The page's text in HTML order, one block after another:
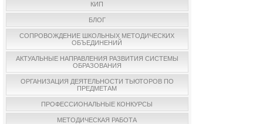
КИП
БЛОГ
СОПРОВОЖДЕНИЕ ШКОЛЬНЫХ МЕТОДИЧЕСКИХ
ОБЪЕДИНЕНИЙ
АКТУАЛЬНЫЕ НАПРАВЛЕНИЯ РАЗВИТИЯ СИСТЕМЫ
ОБРАЗОВАНИЯ
ОРГАНИЗАЦИЯ ДЕЯТЕЛЬНОСТИ ТЬЮТОРОВ ПО
ПРЕДМЕТАМ
ПРОФЕССИОНАЛЬНЫЕ КОНКУРСЫ
МЕТОДИЧЕСКАЯ РАБОТА